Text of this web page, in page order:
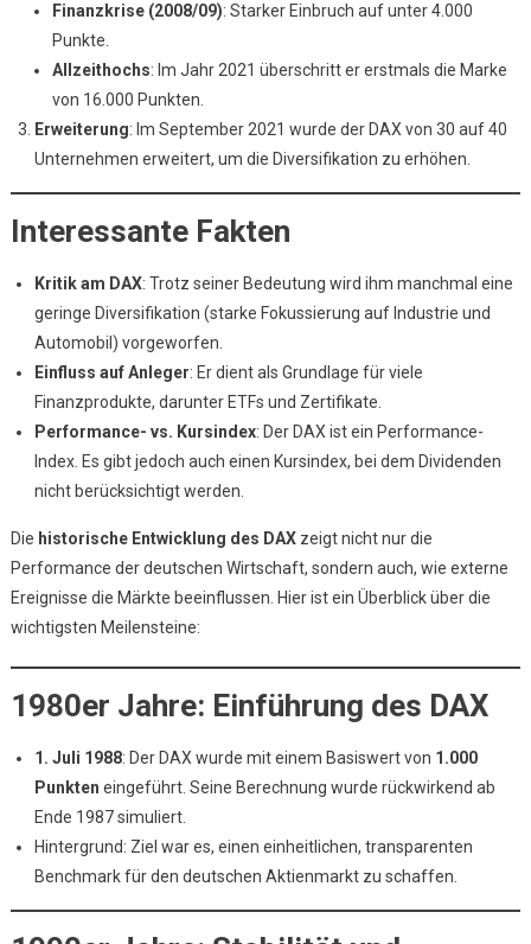
Finanzkrise (2008/09): Starker Einbruch auf unter 4.000
Punkte.
Allzeithochs: Im Jahr 2021 überschritt er erstmals die Marke
von 16.000 Punkten.
Erweiterung: Im September 2021 wurde der DAX von 30 auf 40
Unternehmen erweitert, um die Diversifikation zu erhöhen.
Interessante Fakten
Kritik am DAX: Trotz seiner Bedeutung wird ihm manchmal eine
geringe Diversifikation (starke Fokussierung auf Industrie und
Automobil) vorgeworfen.
Einfluss auf Anleger: Er dient als Grundlage für viele
Finanzprodukte, darunter ETFs und Zertifikate.
Performance- vs. Kursindex: Der DAX ist ein Performance-
Index. Es gibt jedoch auch einen Kursindex, bei dem Dividenden
nicht berücksichtigt werden.
Die historische Entwicklung des DAXzeigt nicht nur die
Performance der deutschen Wirtschaft, sondern auch, wie externe
Ereignisse die Märkte beeinflussen. Hier ist ein Überblick über die
wichtigsten Meilensteine:
1980er Jahre: Einführung des DAX
1. Juli 1988: Der DAX wurde mit einem Basiswert von 1.000
Punkten eingeführt. Seine Berechnung wurde rückwirkend ab
Ende 1987 simuliert.
Hintergrund: Ziel war es, einen einheitlichen, transparenten
Benchmark für den deutschen Aktienmarkt zu schaffen.